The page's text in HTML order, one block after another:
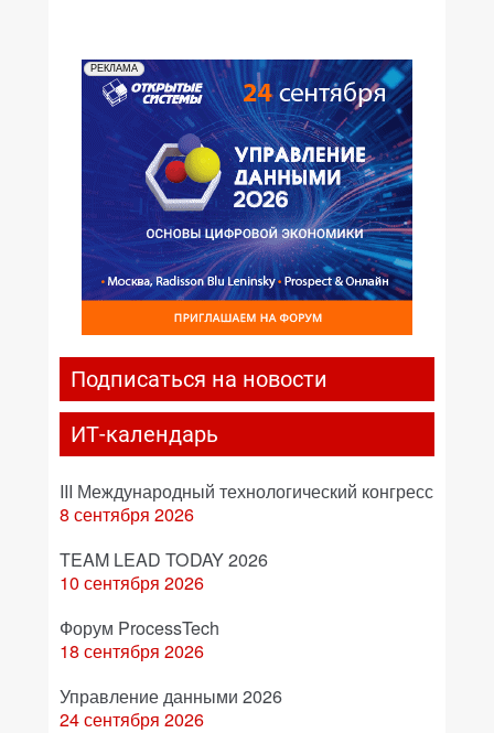
РЕКЛАМА
Подписаться на новости
ИТ-календарь
III Международный технологический конгресс
8 сентября 2026
TEAM LEAD TODAY 2026
10 сентября 2026
Форум ProcessTech
18 сентября 2026
Управление данными 2026
24 сентября 2026